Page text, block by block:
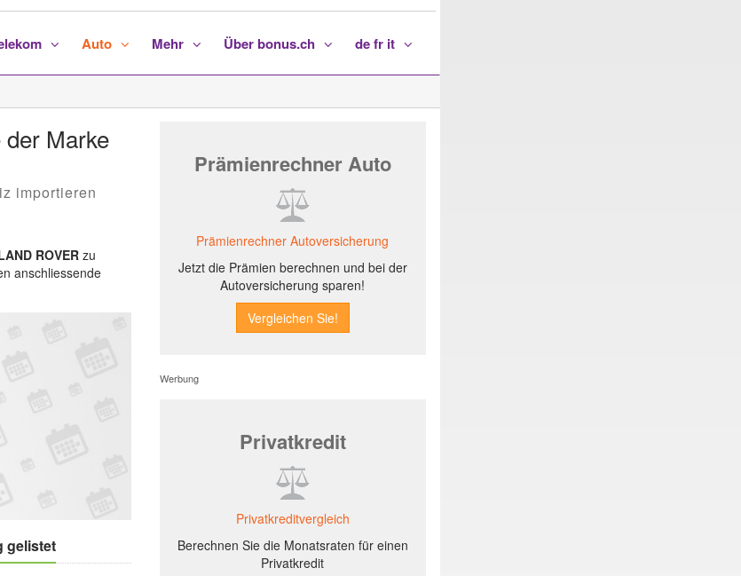
Auto Mehr Über bonus.ch de fr it
Marke
importieren
ROVERzu
anschliessende
gelistet
Prämienrechner Auto
Prämienrechner Autoversicherung
Jetzt die Prämien berechnen und bei der
Autoversicherung sparen!
Werbung
Privatkredit
Privatkreditvergleich
Berechnen Sie die Monatsraten für einen
Privatkredit